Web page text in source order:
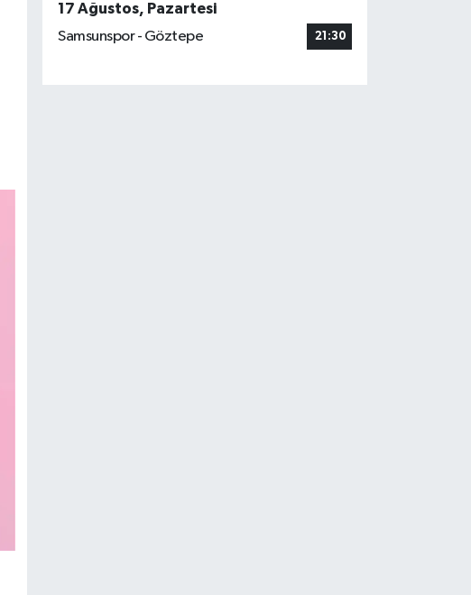
17 Ağustos, Pazartesi
Samsunspor - Göztepe
21:30